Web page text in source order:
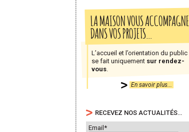
LA MAISON VOUS ACCOMPAGNE
DANS VOS PROJETS…
L’accueil et l’orientation du public
se fait uniquement sur rendez-
vous
En savoir plus...
RECEVEZ NOS ACTUALITÉS…
Email*